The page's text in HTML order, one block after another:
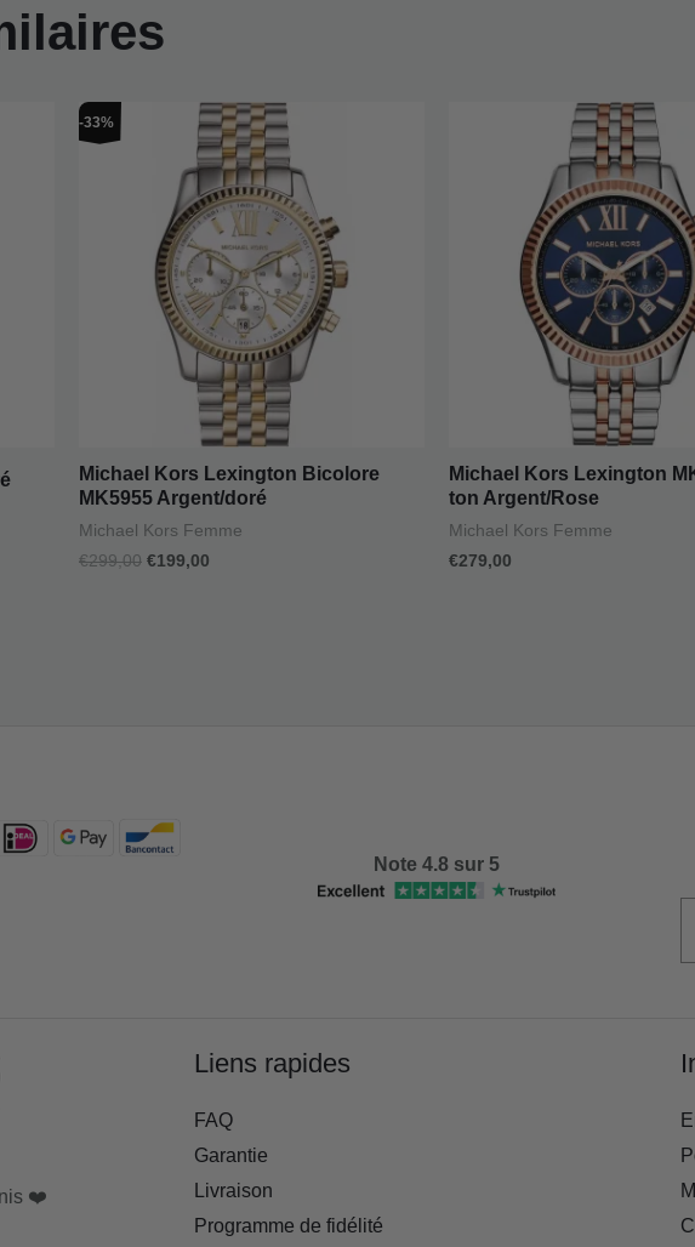
-33%
Michael Kors Lexington Bicolore
MK5955 Argent/doré
Michael Kors Femme
€299,00
était :
€299,00.
€199,00
Le
prix
actuel
est :
€199,00.
Michael Kors Lexington
ton Argent/Rose
Michael Kors Femme
€279,00
Note 4.8 sur 5
❤️
Liens rapides
FAQ
Garantie
Livraison
Programme de fidélité